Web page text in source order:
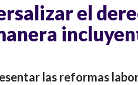
el
las reformas